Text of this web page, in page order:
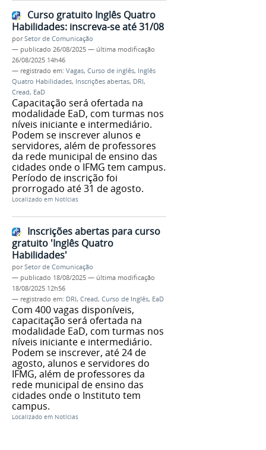
Curso gratuito Inglês Quatro
Habilidades: inscreva-se até 31/08
porSetor de Comunicação
— publicado 26/08/2025 — última modificação
26/08/2025 14h46
— registrado em: Vagas, Curso de inglês, Inglês
Quatro Habilidades, Inscrições abertas, DRI,
Cread, EaD
Capacitação será ofertada na
modalidade EaD, com turmas nos
níveis iniciante e intermediário.
Podem se inscrever alunos e
servidores, além de professores
da rede municipal de ensino das
cidades onde o IFMG tem campus.
Período de inscrição foi
prorrogado até 31 de agosto.
Localizado em Notícias
Inscrições abertas para curso
gratuito 'Inglês Quatro
Habilidades'
porSetor de Comunicação
— publicado 18/08/2025 — última modificação
18/08/2025 12h56
— registrado em: DRI, Cread, Curso de Inglês, EaD
Com 400 vagas disponíveis,
capacitação será ofertada na
modalidade EaD, com turmas nos
níveis iniciante e intermediário.
Podem se inscrever, até 24 de
agosto, alunos e servidores do
IFMG, além de professores da
rede municipal de ensino das
cidades onde o Instituto tem
campus.
Localizado em Notícias